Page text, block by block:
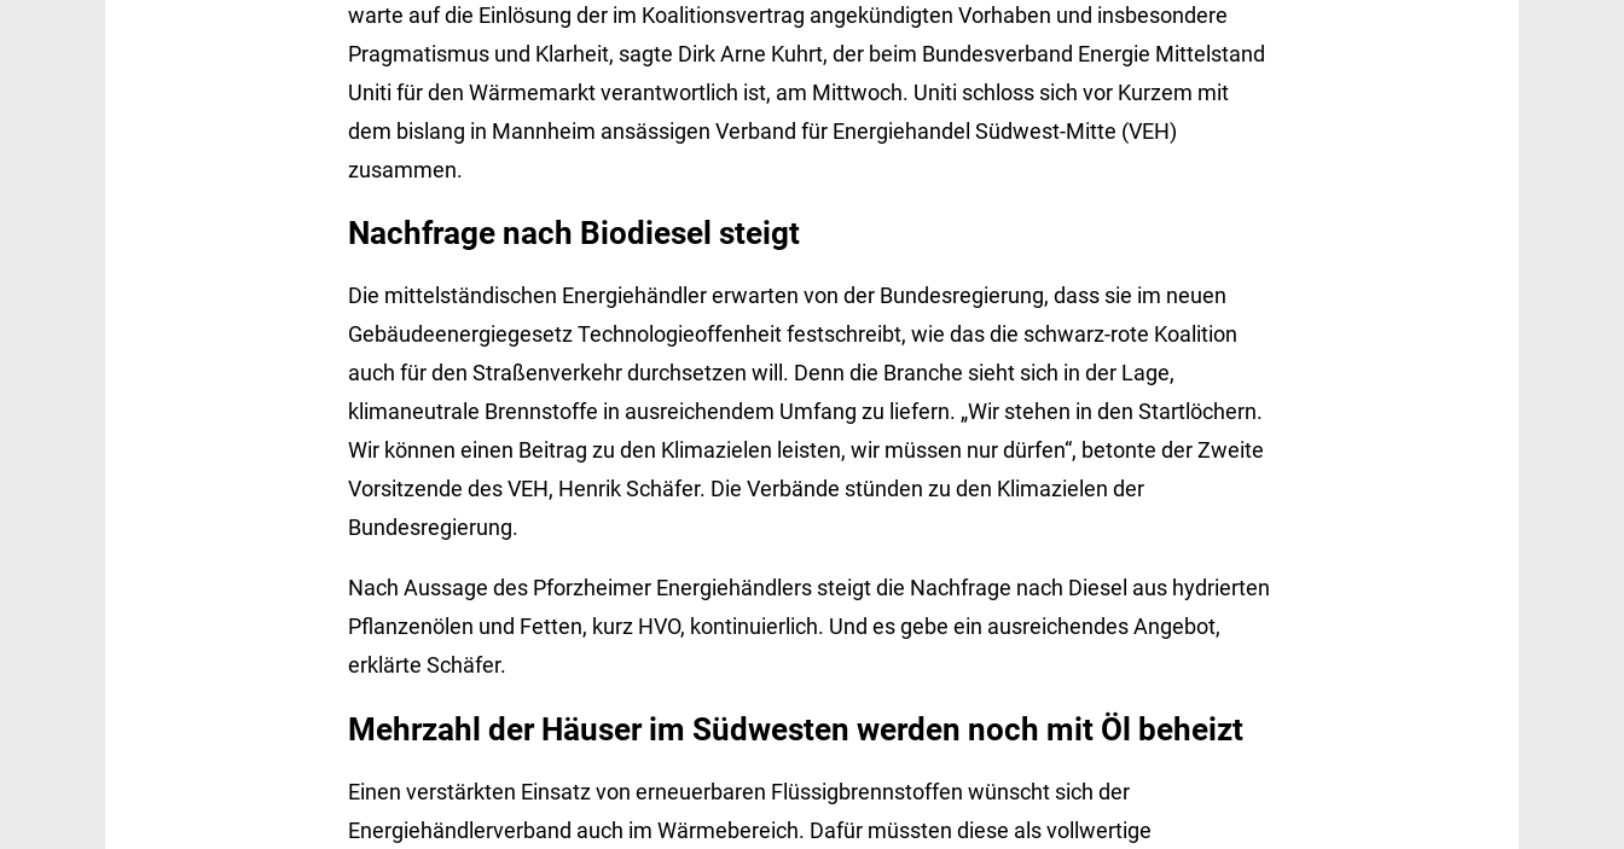
warte auf die Einlösung der im Koalitionsvertrag angekündigten Vorhaben und insbesondere
Pragmatismus und Klarheit, sagte Dirk Arne Kuhrt, der beim Bundesverband Energie Mittelstand
Uniti für den Wärmemarkt verantwortlich ist, am Mittwoch. Uniti schloss sich vor Kurzem mit
dem bislang in Mannheim ansässigen Verband für Energiehandel Südwest-Mitte (VEH)
zusammen.
Nachfrage nach Biodiesel steigt
Die mittelständischen Energiehändler erwarten von der Bundesregierung, dass sie im neuen
Gebäudeenergiegesetz Technologieoffenheit festschreibt, wie das die schwarz-rote Koalition
auch für den Straßenverkehr durchsetzen will. Denn die Branche sieht sich in der Lage,
klimaneutrale Brennstoffe in ausreichendem Umfang zu liefern. „Wir stehen in den Startlöchern.
Wir können einen Beitrag zu den Klimazielen leisten, wir müssen nur dürfen“, betonte der Zweite
Vorsitzende des VEH, Henrik Schäfer. Die Verbände stünden zu den Klimazielen der
Bundesregierung.
Nach Aussage des Pforzheimer Energiehändlers steigt die Nachfrage nach Diesel aus hydrierten
Pflanzenölen und Fetten, kurz HVO, kontinuierlich. Und es gebe ein ausreichendes Angebot,
erklärte Schäfer.
Mehrzahl der Häuser im Südwesten werden noch mit Öl beheizt
Einen verstärkten Einsatz von erneuerbaren Flüssigbrennstoffen wünscht sich der
Energiehändlerverband auch im Wärmebereich. Dafür müssten diese als vollwertige